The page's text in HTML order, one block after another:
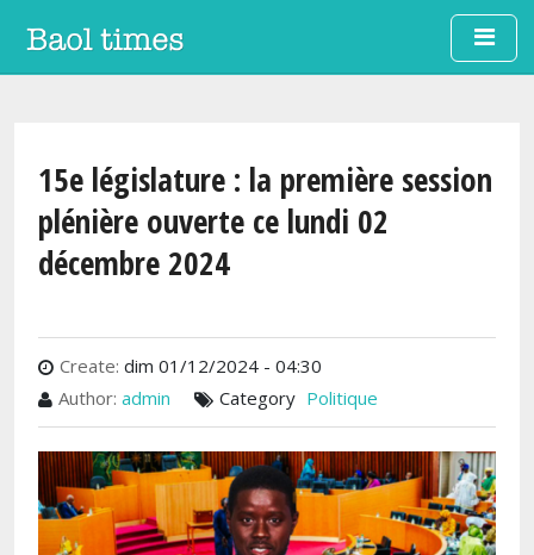
Aller au contenu principal
15e législature : la première session
plénière ouverte ce lundi 02
décembre 2024
Create: dim 01/12/2024 - 04:30
Author: admin Category Politique